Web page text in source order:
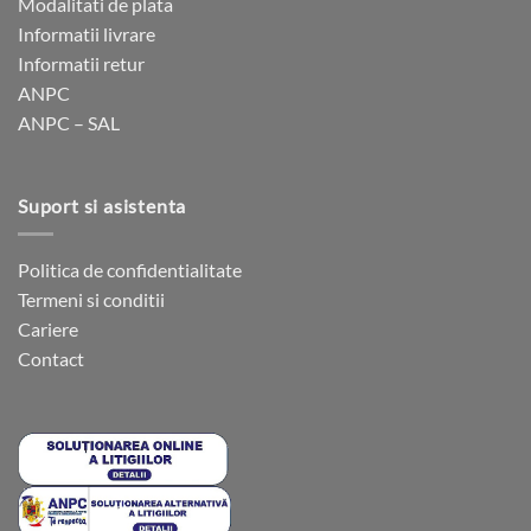
fi
alese
în
Informatii livrare
Informatii retur
ANPC
ANPC – SAL
Suport si asistenta
Politica de confidentialitate
Termeni si conditii
Cariere
Contact